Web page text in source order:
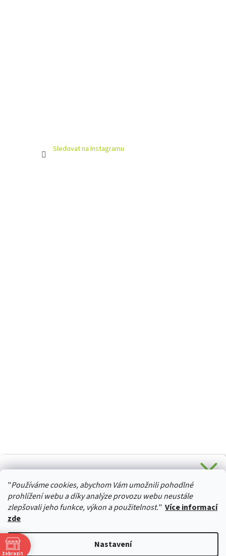
"Používáme cookies, abychom Vám umožnili pohodlné
prohlížení webu a díky analýze provozu webu neustále
zlepšovali jeho funkce, výkon a použitelnost." Více informací
zde
Nastavení
Sledovat na Instagramu
HURTTA-COLLECTION.CZ
Zobrazit
Stačí se přihlásit k odběru novinek z našeho obchodu a je
Vaše :)
Ano, chci se přihlásit
Zásady zpracování osobních údajů